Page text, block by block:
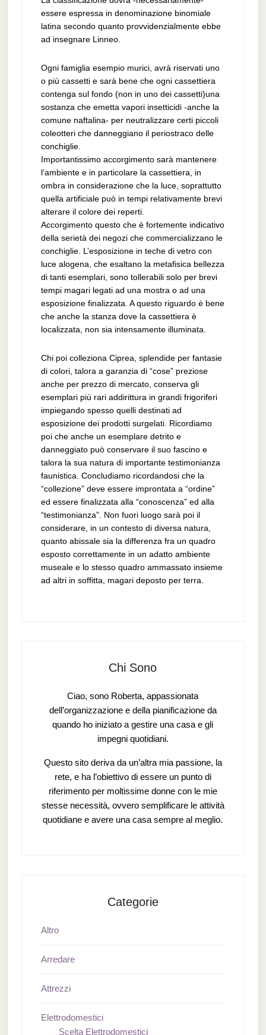
essere espressa in denominazione binomiale
latina secondo quanto provvidenzialmente ebbe
ad insegnare Linneo.
Ogni famiglia esempio murici, avrà riservati uno
o più cassetti e sarà bene che ogni cassettiera
contenga sul fondo (non in uno dei cassetti)una
sostanza che emetta vapori insetticidi -anche la
comune naftalina- per neutralizzare certi piccoli
coleotteri che danneggiano il periostraco delle
conchiglie.
Importantissimo accorgimento sarà mantenere
l’ambiente e in particolare la cassettiera, in
ombra in considerazione che la luce, soprattutto
quella artificiale può in tempi relativamente brevi
alterare il colore dei reperti.
Accorgimento questo che è fortemente indicativo
della serietà dei negozi che commercializzano le
conchiglie. L’esposizione in teche di vetro con
luce alogena, che esaltano la metafisica bellezza
di tanti esemplari, sono tollerabili solo per brevi
tempi magari legati ad una mostra o ad una
esposizione finalizzata. A questo riguardo è bene
che anche la stanza dove la cassettiera è
localizzata, non sia intensamente illuminata.
Chi poi colleziona Ciprea, splendide per fantasie
di colori, talora a garanzia di “cose” preziose
anche per prezzo di mercato, conserva gli
esemplari più rari addirittura in grandi frigoriferi
impiegando spesso quelli destinati ad
esposizione dei prodotti surgelati. Ricordiamo
poi che anche un esemplare detrito e
danneggiato può conservare il suo fascino e
talora la sua natura di importante testimonianza
faunistica. Concludiamo ricordandosi che la
“collezione” deve essere improntata a “ordine”
ed essere finalizzata alla “conoscenza” ed alla
“testimonianza”. Non fuori luogo sarà poi il
considerare, in un contesto di diversa natura,
quanto abissale sia la differenza fra un quadro
esposto correttamente in un adatto ambiente
museale e lo stesso quadro ammassato insieme
ad altri in soffitta, magari deposto per terra.
Chi Sono
Ciao, sono Roberta, appassionata
dell’organizzazione e della pianificazione da
quando ho iniziato a gestire una casa e gli
impegni quotidiani.
Questo sito deriva da un’altra mia passione, la
rete, e ha l’obiettivo di essere un punto di
riferimento per moltissime donne con le mie
stesse necessità, ovvero semplificare le attività
quotidiane e avere una casa sempre al meglio.
Categorie
Altro
Arredare
Attrezzi
Elettrodomestici
Scelta Elettrodomestici